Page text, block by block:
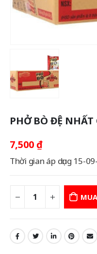
PHỞ BÒ ĐỆ NHẤT
7,500 ₫
Thời gian áp dụng 15-